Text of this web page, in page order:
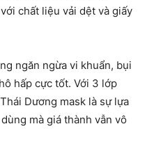
chất liệu vải dệt và giấy
ngăn ngừa vi khuẩn, bụi
hấp cực tốt. Với 3 lớp
Dương mask là sự lựa
mà giá thành vẫn vô